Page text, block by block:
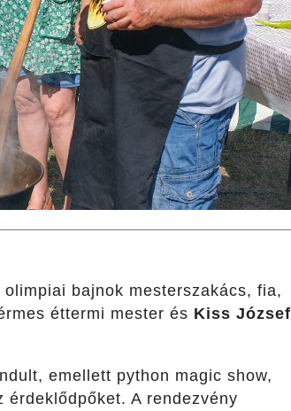
bajnok mesterszakács, fia,
éttermi mester és Kiss József
emellett python magic show,
A rendezvény